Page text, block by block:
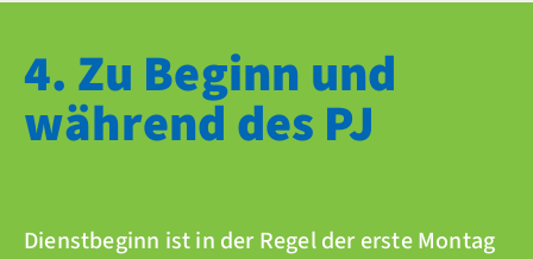
4. Zu Beginn und
während des PJ
Dienstbeginn ist in der Regel der erste Montag